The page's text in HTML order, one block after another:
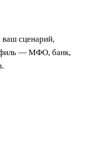
ваш сценарий,
— МФО, банк,